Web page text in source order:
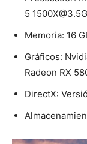
5
Memoria: 16
Gráficos:
Radeon RX
DirectX: